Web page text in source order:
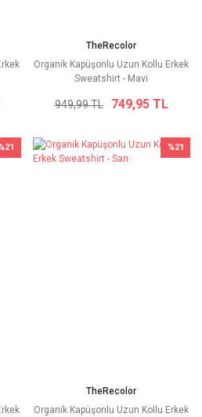
TheRecolor
Organik Kapüşonlu Uzun Kollu Erkek
Sweatshirt - Mavi
949,99 TL 749,95 TL
%21
TheRecolor
Organik Kapüşonlu Uzun Kollu Erkek